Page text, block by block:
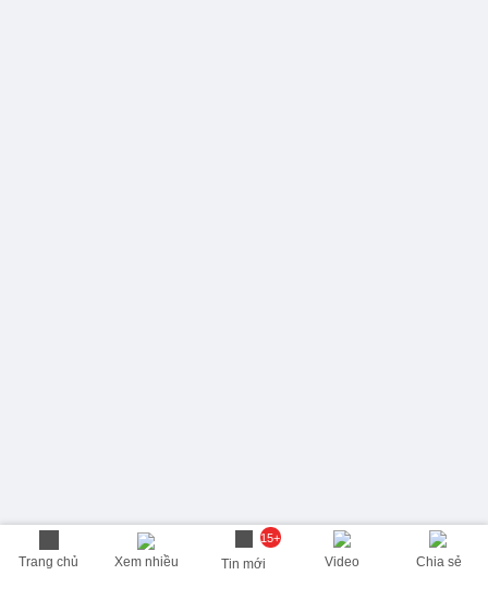
Trang chủ Xem nhiều
15+
Tin mới Video Chia sẻ